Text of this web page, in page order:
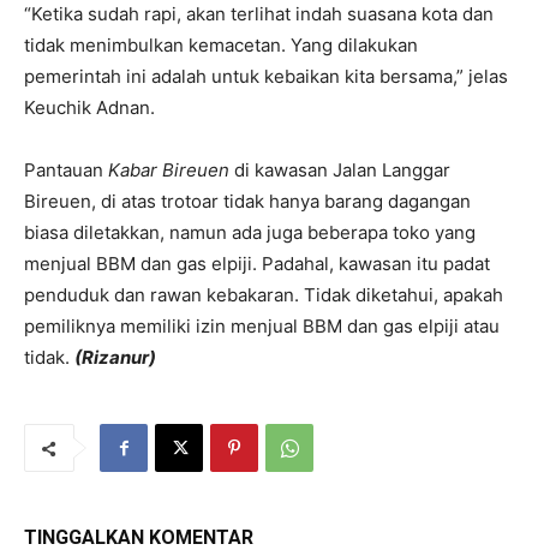
“Ketika sudah rapi, akan terlihat indah suasana kota dan
tidak menimbulkan kemacetan. Yang dilakukan
pemerintah ini adalah untuk kebaikan kita bersama,” jelas
Keuchik Adnan.
Pantauan Kabar Bireuen di kawasan Jalan Langgar
Bireuen, di atas trotoar tidak hanya barang dagangan
biasa diletakkan, namun ada juga beberapa toko yang
menjual BBM dan gas elpiji. Padahal, kawasan itu padat
penduduk dan rawan kebakaran. Tidak diketahui, apakah
pemiliknya memiliki izin menjual BBM dan gas elpiji atau
tidak. (Rizanur)
TINGGALKAN KOMENTAR